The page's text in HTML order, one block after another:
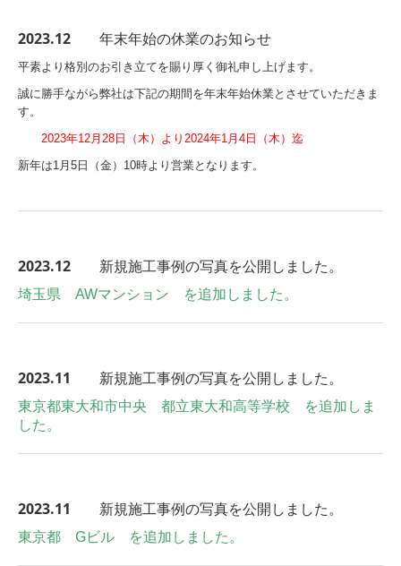
2023.12 年末年始の休業のお知らせ
平素より格別のお引き立てを賜り厚く御礼申し上げます。
誠に勝手ながら弊社は下記の期間を年末年始休業とさせていただきま
す。
2023年12月28日（木）より2024年1月4日（木）迄
新年は1月5日（金）10時より営業となります。
2023.12 新規施工事例の写真を公開しました。
埼玉県 AWマンション を追加しました。
2023.11
新規施工事例の写真を公開しました。
東京都東大和市中央 都立東大和高等学校 を追加しま
した。
2023.11
新規施工事例の写真を公開しました。
東京都 Gビル を追加しました。